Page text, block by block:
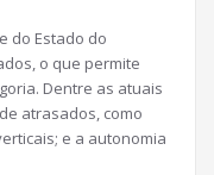
do Estado do
o que permite
Dentre as atuais
atrasados, como
e a autonomia